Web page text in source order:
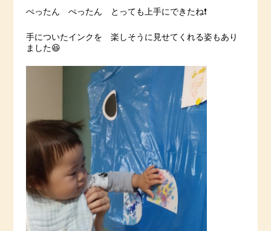
ぺったん ぺったん とっても上手にできたね❗️
手についたインクを 楽しそうに見せてくれる姿もあり
ました😆